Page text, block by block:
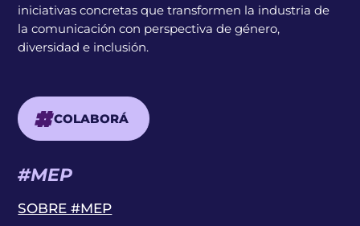
iniciativas concretas que transformen la industria de
la comunicación con perspectiva de género,
diversidad e inclusión.
COLABORÁ
#MEP
SOBRE #MEP